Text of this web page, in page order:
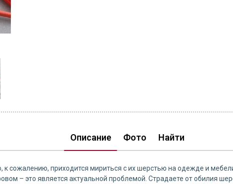
Описание Фото Найти
приходится мириться с их шерстью на одежде и
– это является актуальной проблемой. Страдаете от обилия